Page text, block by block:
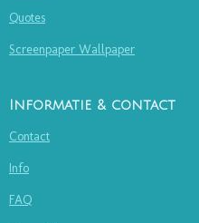
Quotes
Screenpaper Wallpaper
Informatie & contact
Contact
Info
FAQ